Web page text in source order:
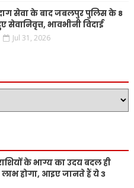
सेवा के बाद जबलपुर पुलिस के 8
सेवानिवृत्त, भावभीनी विदाई
Jul 31, 2026
के भाग्य का उदय बदल ही
लाभ होगा, आइए जानते हैं ये 3